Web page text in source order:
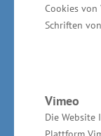
Cookies von
Schriften
Vimeo
Die Website
gilt vor allem
Künstlicher
Initiative